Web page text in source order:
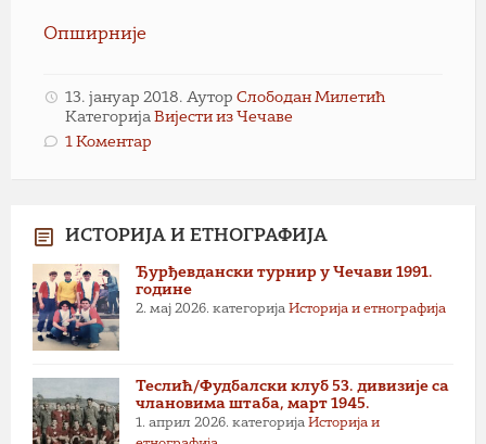
Опширније
13. јануар 2018. Аутор Слободан Милетић
Категорија Вијести из Чечаве
1 Коментар
ИСТОРИЈА И ЕТНОГРАФИЈА
Ђурђевдански турнир у Чечави 1991.
године
2. мај 2026. категорија Историја и етнографија
Теслић/Фудбалски клуб 53. дивизије са
члановима штаба, март 1945.
1. април 2026. категорија Историја и